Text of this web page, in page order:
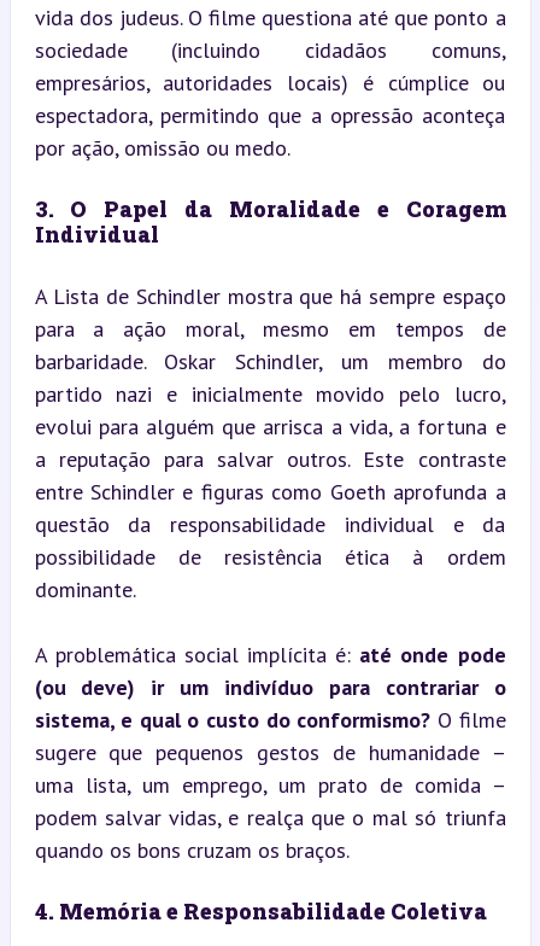
vida dos judeus. O filme questiona até que ponto a
sociedade (incluindo cidadãos comuns,
empresários, autoridades locais) é cúmplice ou
espectadora, permitindo que a opressão aconteça
por ação, omissão ou medo.
3. O Papel da Moralidade e Coragem
Individual
A Lista de Schindler mostra que há sempre espaço
para a ação moral, mesmo em tempos de
barbaridade. Oskar Schindler, um membro do
partido nazi e inicialmente movido pelo lucro,
evolui para alguém que arrisca a vida, a fortuna e
a reputação para salvar outros. Este contraste
entre Schindler e figuras como Goeth aprofunda a
questão da responsabilidade individual e da
possibilidade de resistência ética à ordem
dominante.
A problemática social implícita é: até onde pode
(ou deve) ir um indivíduo para contrariar o
sistema, e qual o custo do conformismo? O filme
sugere que pequenos gestos de humanidade –
uma lista, um emprego, um prato de comida –
podem salvar vidas, e realça que o mal só triunfa
quando os bons cruzam os braços.
4. Memória e Responsabilidade Coletiva